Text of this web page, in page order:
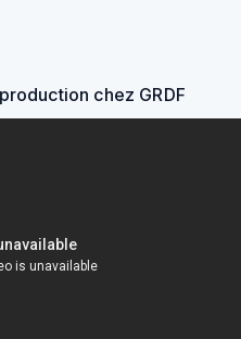
chez GRDF